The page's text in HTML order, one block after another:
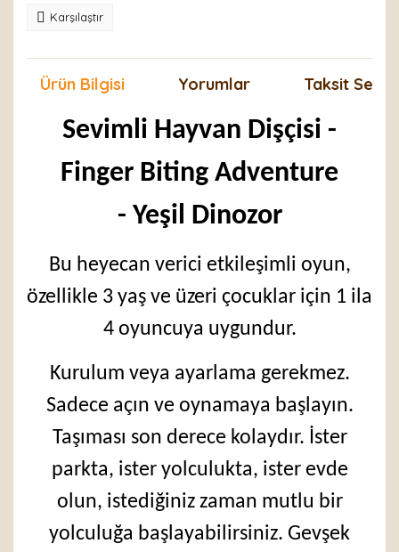
Karşılaştır
Ürün Bilgisi Yorumlar Taksit
Sevimli Hayvan Dişçisi -
Finger Biting Adventure
- Yeşil Dinozor
Bu heyecan verici etkileşimli oyun,
özellikle 3 yaş ve üzeri çocuklar için 1 ila
4 oyuncuya uygundur.
Kurulum veya ayarlama gerekmez.
Sadece açın ve oynamaya başlayın.
Taşıması son derece kolaydır. İster
parkta, ister yolculukta, ister evde
olun, istediğiniz zaman mutlu bir
yolculuğa başlayabilirsiniz. Gevşek